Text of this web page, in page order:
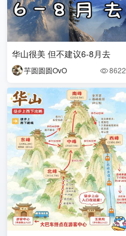
华山很美 但不建议6-8月去
芋圆圆圆OvO 8622